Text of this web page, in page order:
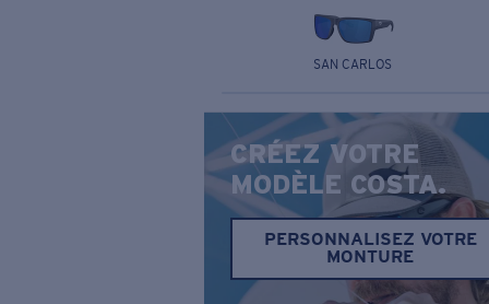
SAN CARLOS
CRÉEZ VOTRE
MODÈLE COSTA.
PERSONNALISEZ VOTRE
MONTURE